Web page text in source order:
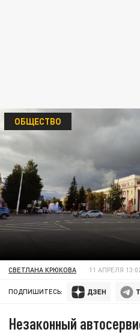
ОБЩЕСТВО
СВЕТЛАНА КРЮКОВА 11 АПРЕЛЯ
ПОДПИШИТЕСЬ:
Незаконный